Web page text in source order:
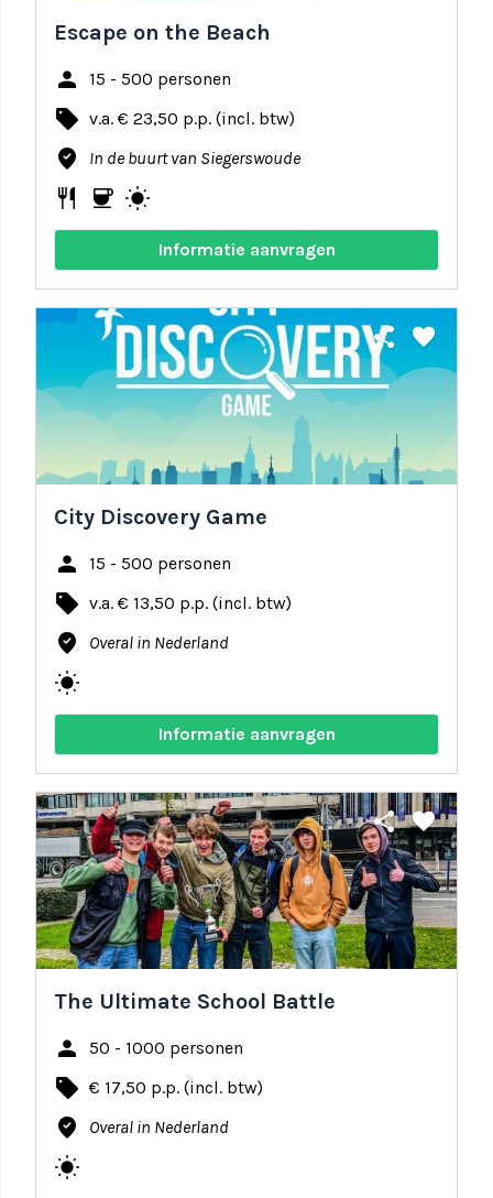
Escape on the Beach
person 15 - 500 personen
local_offer v.a. € 23,50 p.p. (incl. btw)
where_to_vote In de buurt van Siegerswoude
restaurant coffee wb_sunny
Informatie aanvragen
share favorite
City Discovery Game
person 15 - 500 personen
local_offer v.a. € 13,50 p.p. (incl. btw)
where_to_vote Overal in Nederland
wb_sunny
Informatie aanvragen
share favorite
The Ultimate School Battle
person 50 - 1000 personen
local_offer € 17,50 p.p. (incl. btw)
where_to_vote Overal in Nederland
wb_sunny